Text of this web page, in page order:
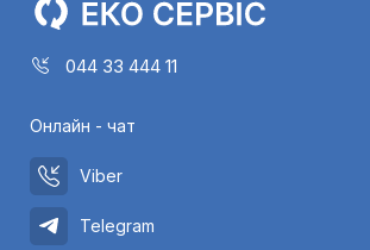
044 33 444 11
Онлайн - чат
Viber
Telegram